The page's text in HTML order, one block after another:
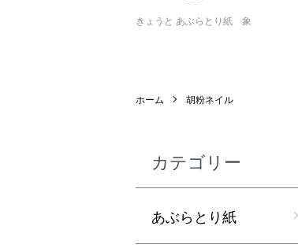
きょうと あぶらとり紙 象
ホーム 胡粉ネイル
カテゴリー
あぶらとり紙